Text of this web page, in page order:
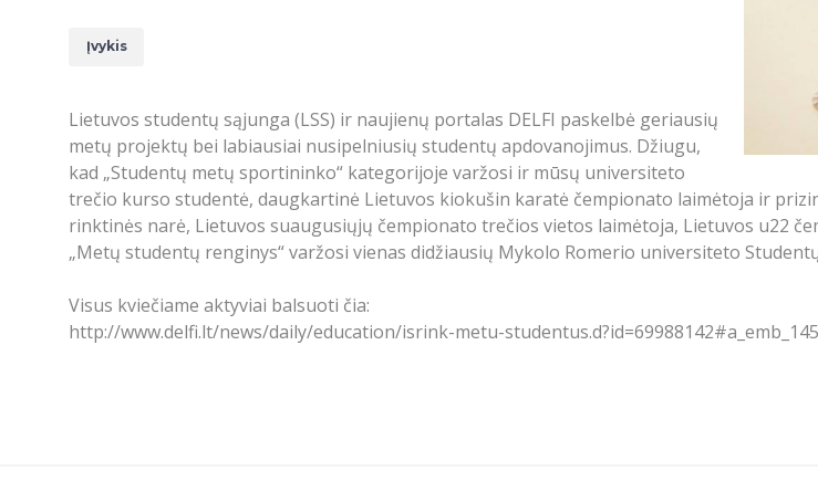
Įvykis
Lietuvos studentų sąjunga (LSS) ir naujienų portalas DELFI paskelbė geriausių
metų projektų bei labiausiai nusipelniusių studentų apdovanojimus. Džiugu,
kad „Studentų metų sportininko“ kategorijoje varžosi ir mūsų universiteto
trečio kurso studentė, daugkartinė Lietuvos kiokušin karatė čempionato laimėtoja ir
rinktinės narė, Lietuvos suaugusiųjų čempionato trečios vietos laimėtoja, Lietuvos u22
„Metų studentų renginys“ varžosi vienas didžiausių Mykolo Romerio universiteto
Visus kviečiame aktyviai balsuoti čia:
http://www.delfi.lt/news/daily/education/isrink-metu-